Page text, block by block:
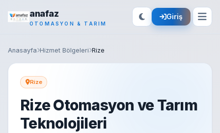
anafaz
OTOMASYON & TARIM
Giriş
Anasayfa Hizmet Bölgeleri Rize
Rize
Rize Otomasyon ve Tarım
Teknolojileri